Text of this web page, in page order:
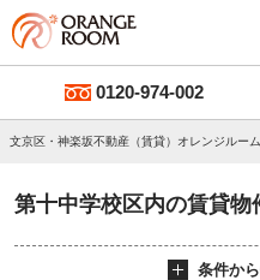
0120-974-002
文京区・神楽坂不動産（賃貸）オレンジルー
第十中学校区内の賃貸物
条件か